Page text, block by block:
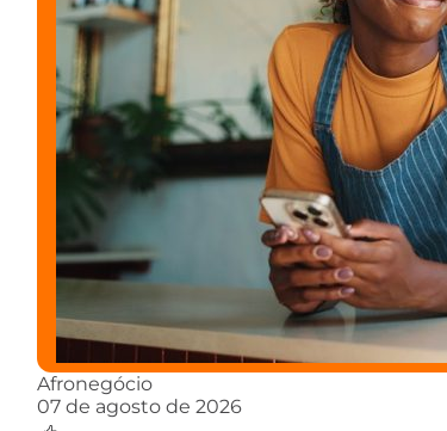
Afronegócio
07 de agosto de 2026